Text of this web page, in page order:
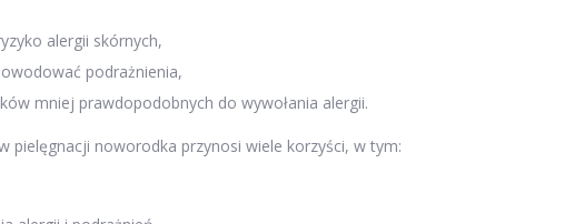
alergii skórnych,
podrażnienia,
mniej prawdopodobnych do wywołania alergii.
pielęgnacji noworodka przynosi wiele korzyści, w tym: